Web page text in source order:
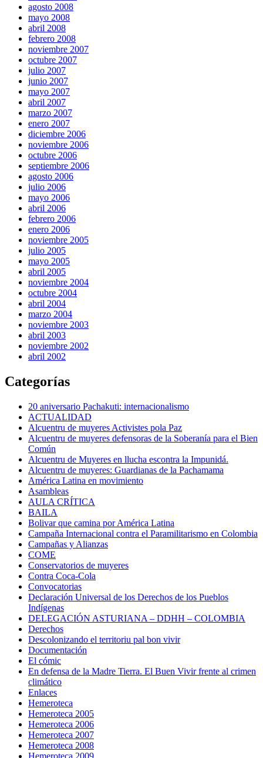
agosto 2008
mayo 2008
abril 2008
febrero 2008
noviembre 2007
octubre 2007
julio 2007
junio 2007
mayo 2007
abril 2007
marzo 2007
enero 2007
diciembre 2006
noviembre 2006
octubre 2006
septiembre 2006
agosto 2006
julio 2006
mayo 2006
abril 2006
febrero 2006
enero 2006
noviembre 2005
julio 2005
mayo 2005
abril 2005
noviembre 2004
octubre 2004
abril 2004
marzo 2004
noviembre 2003
abril 2003
noviembre 2002
abril 2002
Categorías
20 aniversario Pachakuti: internacionalismo
ACTUALIDAD
Alcuentru de muyeres Activistes pola Paz
Alcuentru de muyeres defensoras de la Soberanía para el Bien
Común
Alcuentru de Muyeres en llucha escontra la Impunidá.
Alcuentru de muyeres: Guardianas de la Pachamama
América Latina en movimiento
Asambleas
AULA CRÍTICA
BAILA
Bolivar que camina por América Latina
Campaña Internacional contra el Paramilitarismo en Colombia
Campañas y Alianzas
COME
Conservatorios de muyeres
Contra Coca-Cola
Convocatorias
Declaración Universal de los Derechos de los Pueblos
Indígenas
DELEGACIÓN ASTURIANA – DDHH – COLOMBIA
Derechos
Descolonizando el territoriu pal bon vivir
Documentación
El cómic
En defensa de la Madre Tierra. El Buen Vivir frente al crimen
climático
Enlaces
Hemeroteca
Hemeroteca 2005
Hemeroteca 2006
Hemeroteca 2007
Hemeroteca 2008
Hemeroteca 2009